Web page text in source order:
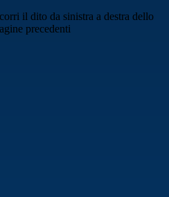
il dito da sinistra a destra dello
precedenti